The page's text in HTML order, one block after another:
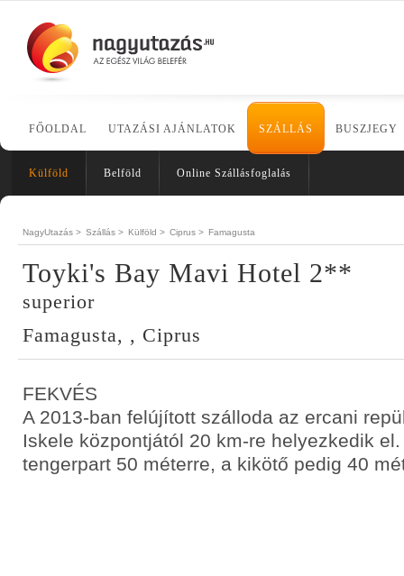
FŐOLDAL UTAZÁSI AJÁNLATOK SZÁLLÁS BUSZJEGY
Külföld Belföld Online Szállásfoglalás
NagyUtazás > Szállás > Külföld > Ciprus > Famagusta
Toyki's Bay Mavi Hotel 2**
superior
Famagusta, , Ciprus
FEKVÉS
A 2013-ban felújított szálloda az ercani
Iskele központjától 20 km-re helyezkedik
tengerpart 50 méterre, a kikötő pedig 40